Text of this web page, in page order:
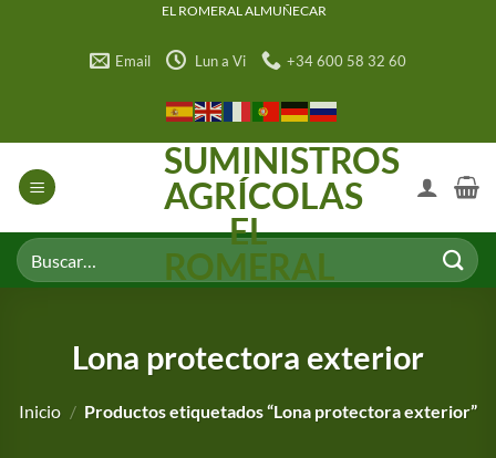
EL ROMERAL ALMUÑECAR
Email Lun a Vi +34 600 58 32 60
SUMINISTROS
AGRÍCOLAS
EL
ROMERAL
Buscar
por:
Lona protectora exterior
Inicio / Productos etiquetados “Lona protectora exterior”